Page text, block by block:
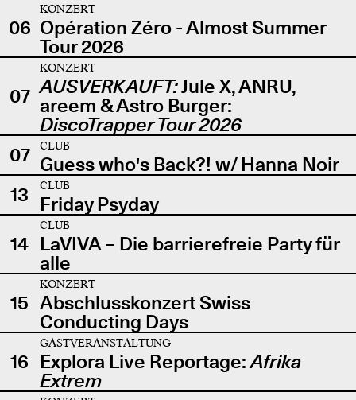
06
KONZERT
Opération Zéro - Almost Summer
Tour 2026
07
KONZERT
AUSVERKAUFT:Jule X, ANRU,
areem & Astro Burger:
DiscoTrapper Tour 2026
07
CLUB
Guess who's Back?! w/ Hanna Noir
13
CLUB
Friday Psyday
14
CLUB
LaVIVA – Die barrierefreie Party für
alle
15
KONZERT
Abschlusskonzert Swiss
Conducting Days
16
GASTVERANSTALTUNG
Explora Live Reportage:Afrika
Extrem